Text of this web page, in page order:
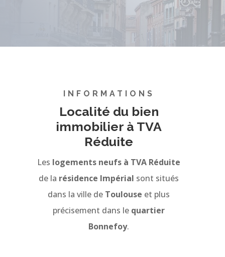
INFORMATIONS
Localité du bien
immobilier à TVA
Réduite
Les logements neufs à TVA Réduite
de la résidence Impérial sont situés
dans la ville de Toulouse et plus
précisement dans le quartier
Bonnefoy.